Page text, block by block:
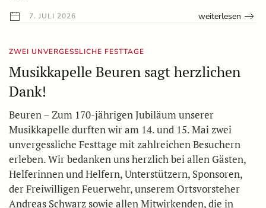
7. JULI 2026 weiterlesen
ZWEI UNVERGESSLICHE FESTTAGE
Musikkapelle Beuren sagt herzlichen
Dank!
Beuren – Zum 170-jährigen Jubiläum unserer
Musikkapelle durften wir am 14. und 15. Mai zwei
unvergessliche Festtage mit zahlreichen Besuchern
erleben. Wir bedanken uns herzlich bei allen Gästen,
Helferinnen und Helfern, Unterstützern, Sponsoren,
der Freiwilligen Feuerwehr, unserem Ortsvorsteher
Andreas Schwarz sowie allen Mitwirkenden, die in